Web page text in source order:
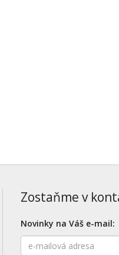
Zostaňme v
Novinky na Váš e-mail:
E-
mailová